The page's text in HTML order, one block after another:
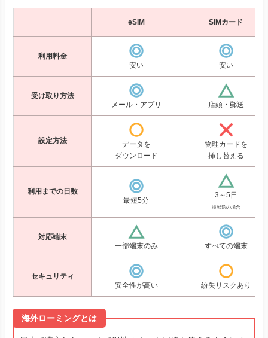
eSIM SIMカード
利用料金
安い
安い
受け取り方法
メール・アプリ
店頭・郵送
設定方法
データを
ダウンロード
物理カードを
挿し替える
利用までの日数
最短5分
3～5日
※郵送の場合
対応端末
一部端末のみ
すべての端末
セキュリティ
安全性が高い
紛失リスクあり
海外ローミングとは